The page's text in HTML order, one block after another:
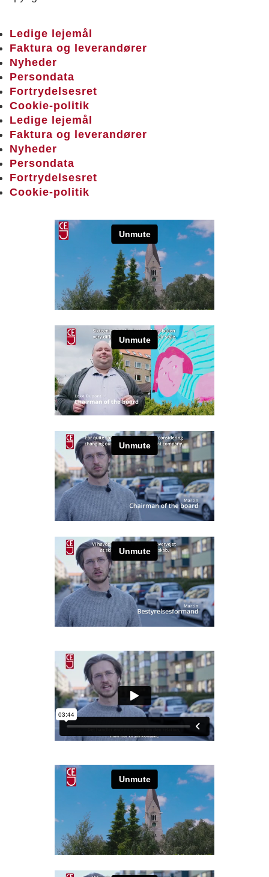
Ledige lejemål
Faktura og leverandører
Nyheder
Persondata
Fortrydelsesret
Cookie-politik
Ledige lejemål
Faktura og leverandører
Nyheder
Persondata
Fortrydelsesret
Cookie-politik